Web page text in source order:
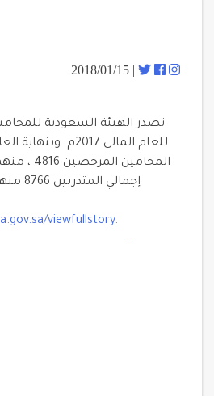
| 2018/01/15
تصدر الهيئة السعودية للمحامين
للعام المالي 2017م.
إجمالي المتدربين 8766 منهم 1931 متدربة
spa.gov.sa/viewfullstory.